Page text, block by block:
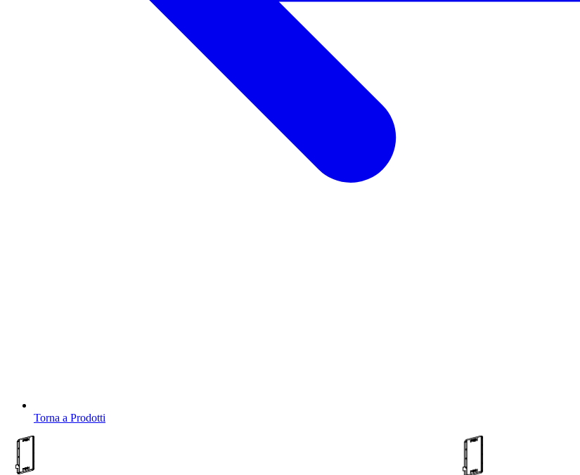
Torna a Prodotti